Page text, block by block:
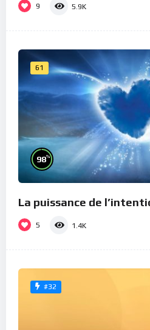
9 5.9K
61
98%
La puissance de
5 1.4K
#32